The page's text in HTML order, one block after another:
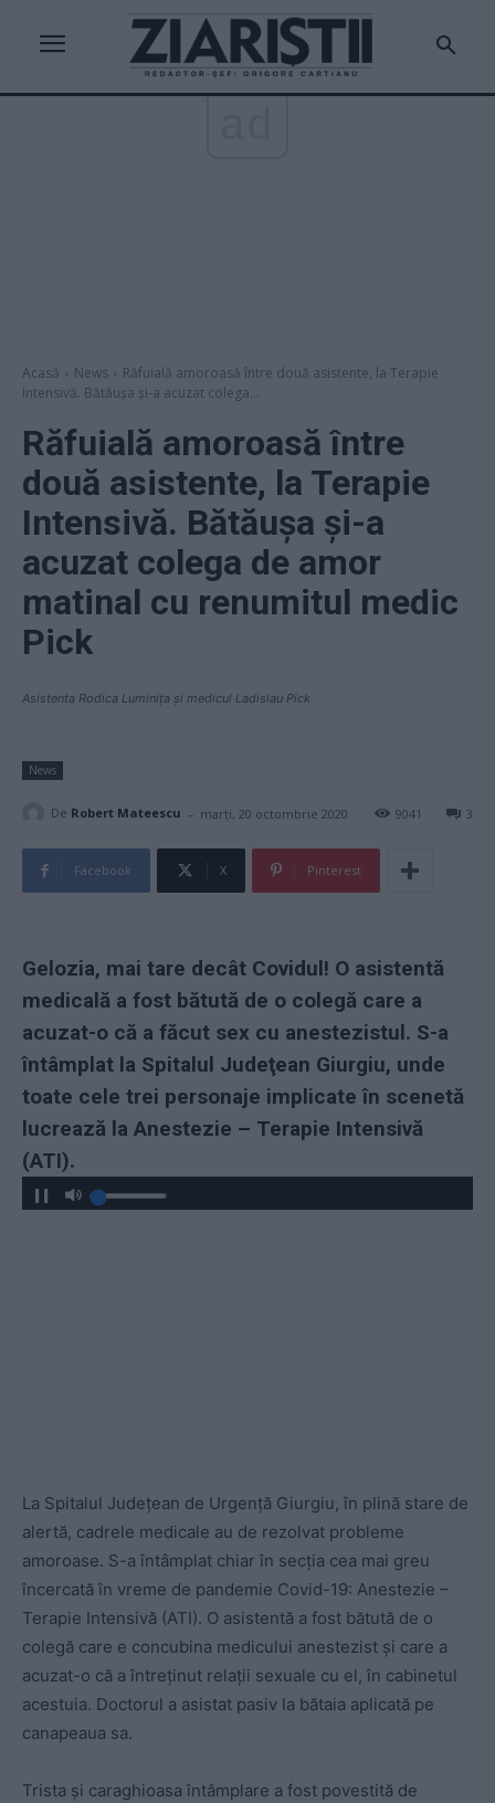
Acasă News
Răfuială amoroasă între două asistente, la Terapie
Intensivă. Bătăușa și-a acuzat colega...
Răfuială amoroasă între
două asistente, la Terapie
Intensivă. Bătăușa și-a
acuzat colega de amor
matinal cu renumitul medic
Pick
Asistenta Rodica Luminița și medicul Ladislau Pick
News
De Robert Mateescu - marți, 20 octombrie 2020 3
9041
Facebook X Pinterest
Gelozia, mai tare decât Covidul! O asistentă
medicală a fost bătută de o colegă care a
acuzat-o că a făcut sex cu anestezistul. S-a
întâmplat la Spitalul Judeţean Giurgiu, unde
toate cele trei personaje implicate în scenetă
lucrează la Anestezie – Terapie Intensivă
(ATI).
La Spitalul Judeţean de Urgenţă Giurgiu, în plină stare de
alertă, cadrele medicale au de rezolvat probleme
amoroase. S-a întâmplat chiar în secţia cea mai greu
încercată în vreme de pandemie Covid-19: Anestezie –
Terapie Intensivă (ATI). O asistentă a fost bătută de o
colegă care e concubina medicului anestezist şi care a
acuzat-o că a întreţinut relaţii sexuale cu el, în cabinetul
acestuia. Doctorul a asistat pasiv la bătaia aplicată pe
canapeaua sa.
Trista și caraghioasa întâmplare a fost povestită de